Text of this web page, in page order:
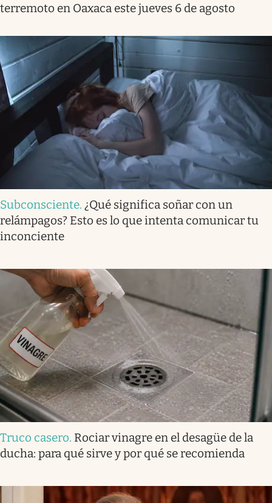
terremoto en Oaxaca este jueves 6 de agosto
Subconsciente. ¿Qué significa soñar con un
relámpagos? Esto es lo que intenta comunicar tu
inconciente
Truco casero. Rociar vinagre en el desagüe de la
ducha: para qué sirve y por qué se recomienda